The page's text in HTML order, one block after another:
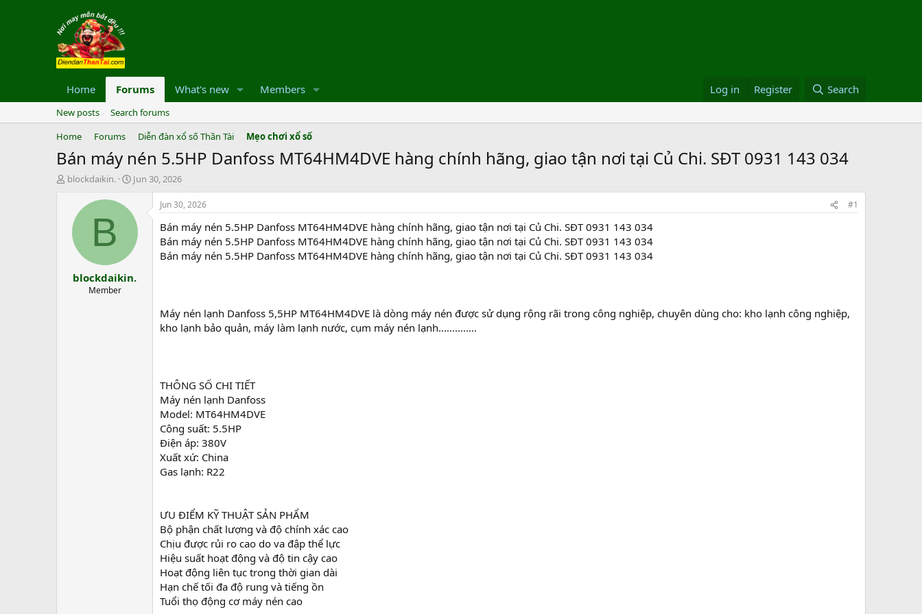
Home Forums What's new Members Log in Register Search
New posts
Search forums
Home
Forums Diễn đàn xổ số Thần Tài Mẹo chơi xổ số
Bán máy nén 5.5HP Danfoss MT64HM4DVE hàng chính hãng, giao tận nơi tại Củ Chi. SĐT 0931 143 034
T
blockdaikin.
S
r
d
a
e
Jun 30, 2026
B
blockdaikin.
Member
Jun 30, 2026 #1
Bán máy nén 5.5HP Danfoss MT64HM4DVE hàng chính hãng, giao tận nơi tại Củ Chi. SĐT 0931 143 034
Bán máy nén 5.5HP Danfoss MT64HM4DVE hàng chính hãng, giao tận nơi tại Củ Chi. SĐT 0931 143 034
Bán máy nén 5.5HP Danfoss MT64HM4DVE hàng chính hãng, giao tận nơi tại Củ Chi. SĐT 0931 143 034
Máy nén lạnh Danfoss 5,5HP MT64HM4DVE là dòng máy nén được sử dụng rộng rãi trong công nghiệp, chuyên dùng cho: kho lạnh công nghiệp,
kho lạnh bảo quản, máy làm lạnh nước, cụm máy nén lạnh..............
THÔNG SỐ CHI TIẾT
Máy nén lạnh Danfoss
Model: MT64HM4DVE
Công suất: 5.5HP
Điện áp: 380V
Xuất xứ: China
Gas lạnh: R22
ƯU ĐIỂM KỸ THUẬT SẢN PHẨM
Bộ phận chất lượng và độ chính xác cao
Chịu được rủi ro cao do va đập thể lực
Hiệu suất hoạt động và độ tin cậy cao
Hoạt động liên tục trong thời gian dài
Hạn chế tối đa độ rung và tiếng ồn
Tuổi thọ động cơ máy nén cao